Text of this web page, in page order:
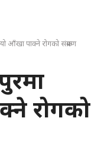
आँखा पाक्ने रोगको संक्रमण
रोगको